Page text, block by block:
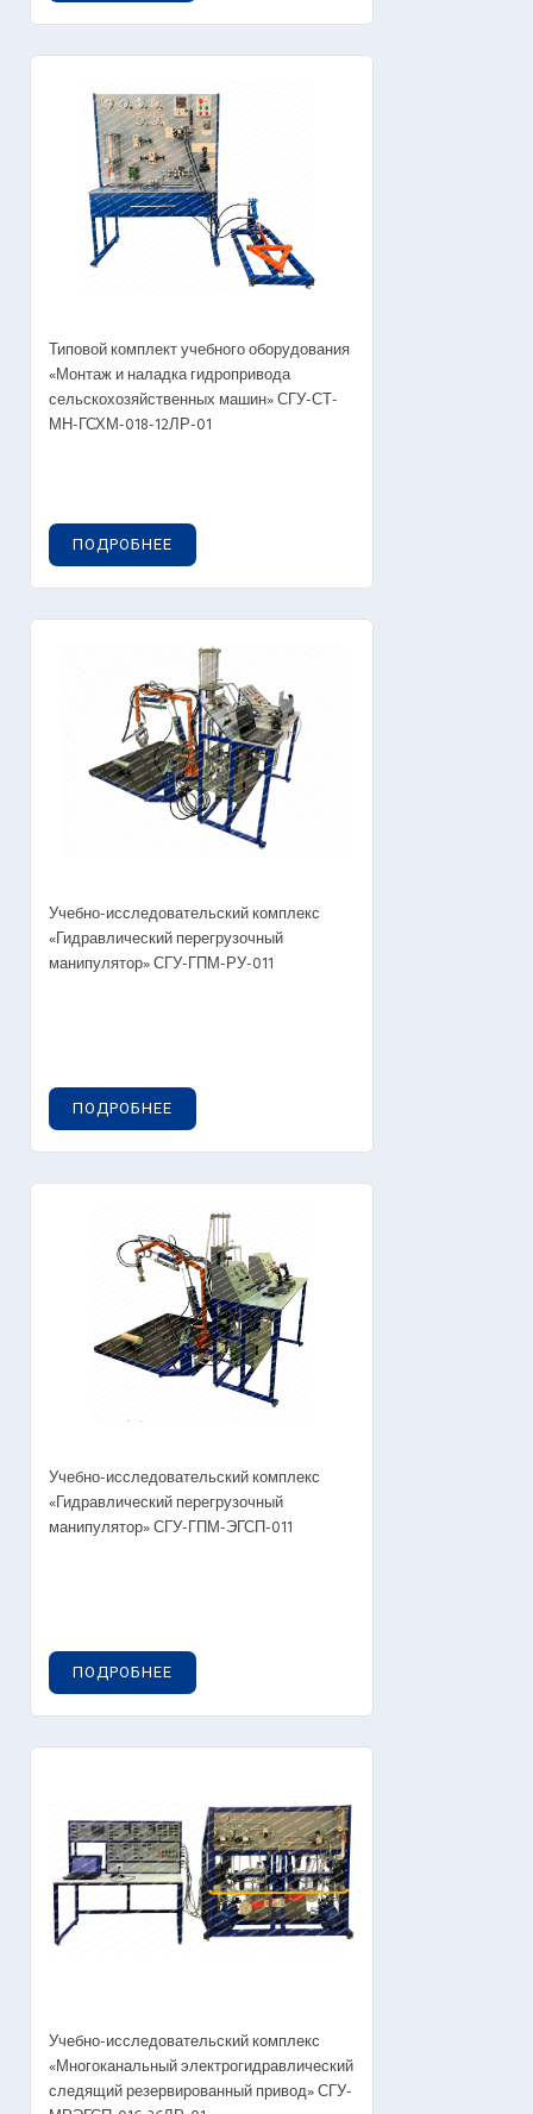
Типовой комплект учебного оборудования
«Монтаж и наладка гидропривода
сельскохозяйственных машин» СГУ-СТ-
МН-ГСХМ-018-12ЛР-01
ПОДРОБНЕЕ
Учебно-исследовательский комплекс
«Гидравлический перегрузочный
манипулятор» СГУ-ГПМ-РУ-011
ПОДРОБНЕЕ
Учебно-исследовательский комплекс
«Гидравлический перегрузочный
манипулятор» СГУ-ГПМ-ЭГСП-011
ПОДРОБНЕЕ
Учебно-исследовательский комплекс
«Многоканальный электрогидравлический
следящий резервированный привод» СГУ-